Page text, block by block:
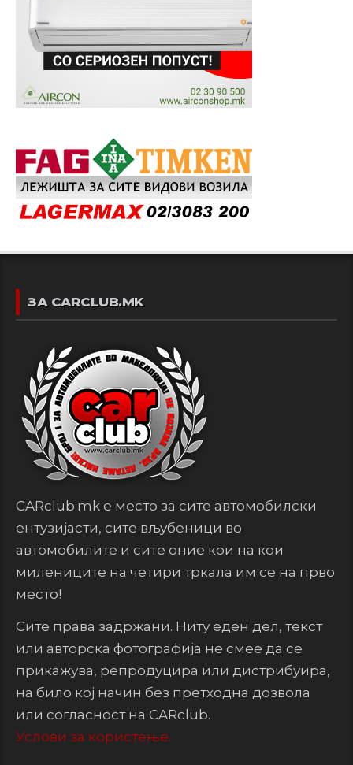
ЗА CARCLUB.MK
CARclub.mk е место за сите автомобилски
ентузијасти, сите вљубеници во
автомобилите и сите оние кои на кои
милениците на четири тркала им се на прво
место!
Сите права задржани. Ниту еден дел, текст
или авторска фотографија не смее да се
прикажува, репродуцира или дистрибуира,
на било кој начин без претходна дозвола
или согласност на CARclub.
Услови за користење.